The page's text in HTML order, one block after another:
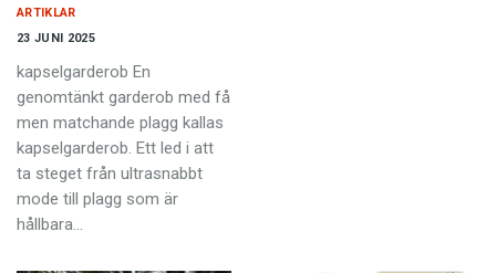
23 JUNI 2025
ARTIKLAR
kapselgarderob En
genomtänkt garderob med få
men matchande plagg kallas
kapselgarderob. Ett led i att
ta steget från ultrasnabbt
mode till plagg som är
hållbara…